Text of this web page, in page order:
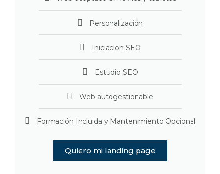
Personalización
Iniciacion SEO
Estudio SEO
Web autogestionable
Formación Incluida y Mantenimiento Opcional
Quiero mi landing page